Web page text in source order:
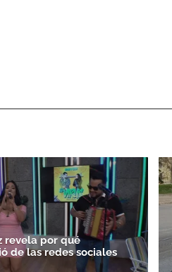
revela por qué
de las redes sociales